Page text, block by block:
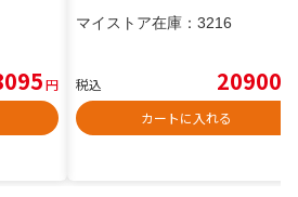
円
マイストア在庫： 3216
税込 20900
カートに入れる